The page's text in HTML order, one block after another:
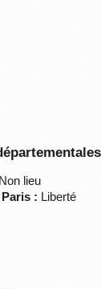
Non lieu
: Liberté